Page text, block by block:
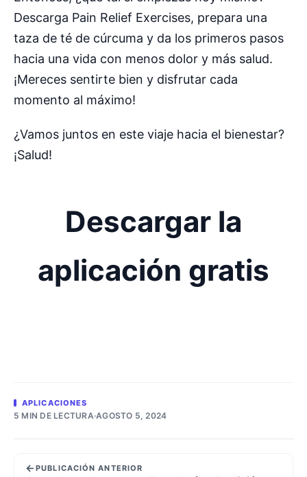
Descarga Pain Relief Exercises, prepara una
taza de té de cúrcuma y da los primeros pasos
hacia una vida con menos dolor y más salud.
¡Mereces sentirte bien y disfrutar cada
momento al máximo!
¿Vamos juntos en este viaje hacia el bienestar?
¡Salud!
Descargar la
aplicación gratis
APLICACIONES
5 MIN DE LECTURA·AGOSTO 5, 2024
←PUBLICACIÓN ANTERIOR